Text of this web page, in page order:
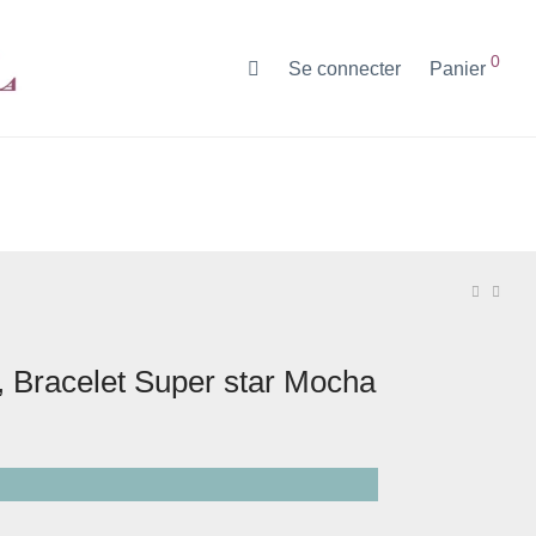
Se connecter Panier 0
Bracelet Super star Mocha